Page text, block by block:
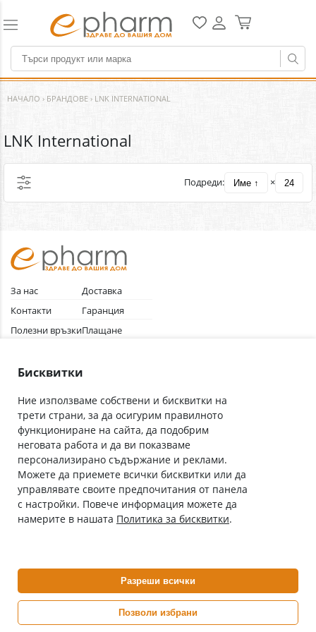
НАЧАЛО › БРАНДОВЕ › LNK INTERNATIONAL
LNK International
Подреди: Име ↑ × 24
За нас
Контакти
Полезни връзки
Общи условия
Доставка
Гаранция
Плащане
Абонирай се за нашия бюлетин
С абонамента се съгласявам сПолитиката за лични данни.
Онлайн аптека, част от аптеки „Ванчева“
ePharm е лицензирана онлайн аптека от
Изпълнителна Агенция по Лекарствата
Бисквитки
Ние използваме собствени и бисквитки на
трети страни, за да осигурим правилното
функциониране на сайта, да подобрим
неговата работа и да ви показваме
персонализирано съдържание и реклами.
Можете да приемете всички бисквитки или да
управлявате своите предпочитания от панела
с настройки. Повече информация можете да
намерите в нашата Политика за бисквитки.
Разреши всички
Позволи избрани